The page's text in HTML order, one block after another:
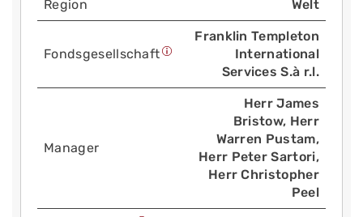
Region Welt
Fonds­gesellschaft
Franklin Templeton
International
Services S.à r.l.
Manager
Herr James
Bristow, Herr
Warren Pustam,
Herr Peter Sartori,
Herr Christopher
Peel